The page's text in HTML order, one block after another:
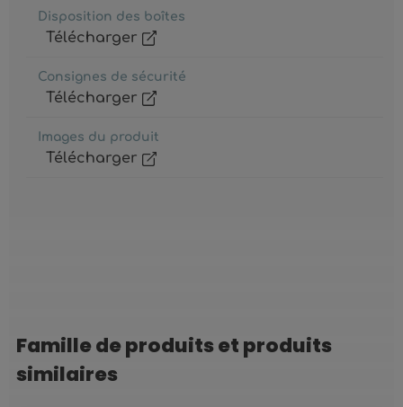
Disposition des boîtes
Télécharger
Consignes de sécurité
Télécharger
Images du produit
Télécharger
Ignorer la galerie de produits
Famille de produits et produits
similaires